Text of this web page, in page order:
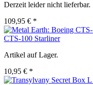
Derzeit leider nicht lieferbar.
109,95 € *
CTS-100 Starliner
Artikel auf Lager.
10,95 € *